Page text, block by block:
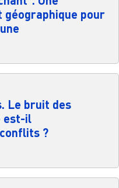
géographique pour
Le bruit des
est-il
?